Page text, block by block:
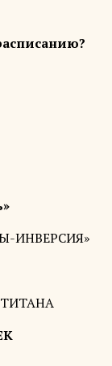
ИНВЕРСИЯ»